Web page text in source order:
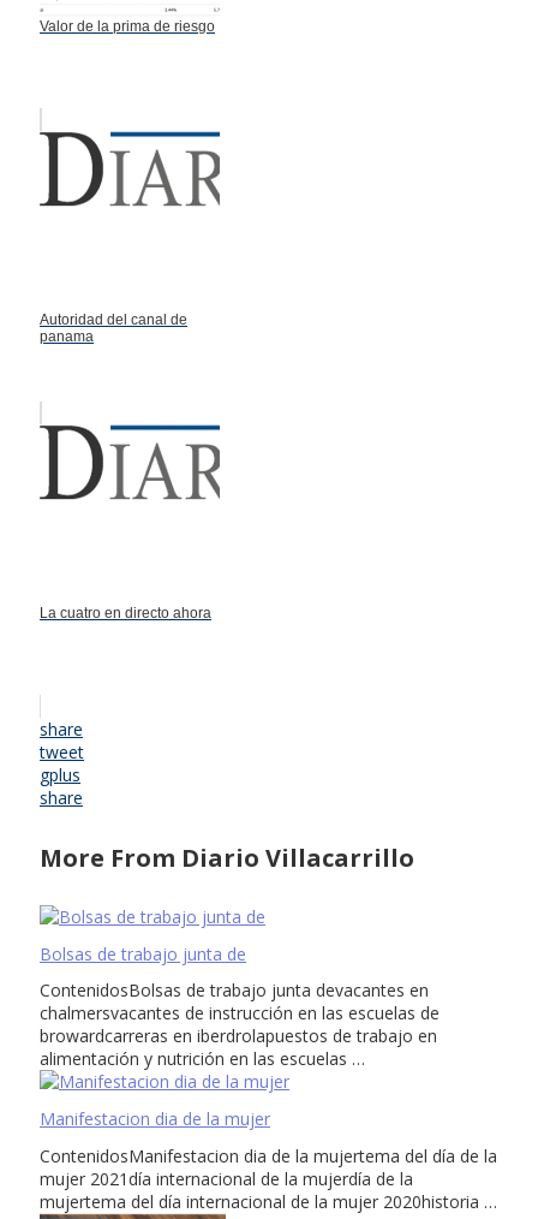
Valor de la prima de riesgo
Autoridad del canal de
panama
La cuatro en directo ahora
share
tweet
gplus
share
More From Diario Villacarrillo
Bolsas de trabajo junta de
ContenidosBolsas de trabajo junta devacantes en
chalmersvacantes de instrucción en las escuelas de
browardcarreras en iberdrolapuestos de trabajo en
alimentación y nutrición en las escuelas …
Manifestacion dia de la mujer
ContenidosManifestacion dia de la mujertema del día de la
mujer 2021día internacional de la mujerdía de la
mujertema del día internacional de la mujer 2020historia …